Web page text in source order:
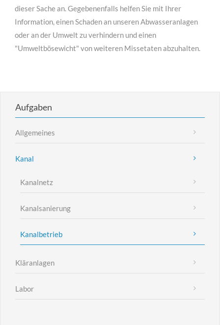
dieser Sache an. Gegebenenfalls helfen Sie mit Ihrer
Information, einen Schaden an unseren Abwasseranlagen
oder an der Umwelt zu verhindern und einen
"Umweltbösewicht" von weiteren Missetaten abzuhalten.
Aufgaben
Allgemeines
Kanal
Kanalnetz
Kanalsanierung
Kanalbetrieb
Kläranlagen
Labor